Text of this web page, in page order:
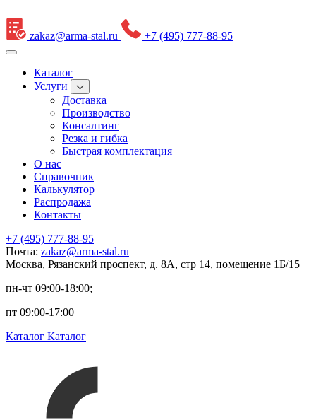
zakaz@arma-stal.ru +7 (495) 777-88-95
Каталог
Услуги
Доставка
Производство
Консалтинг
Резка и гибка
Быстрая комплектация
О нас
Справочник
Калькулятор
Распродажа
Контакты
+7 (495) 777-88-95
Почта: zakaz@arma-stal.ru
Москва, Рязанский проспект, д. 8А, стр 14, помещение 1Б/15
пн-чт 09:00-18:00;
пт 09:00-17:00
Каталог Каталог